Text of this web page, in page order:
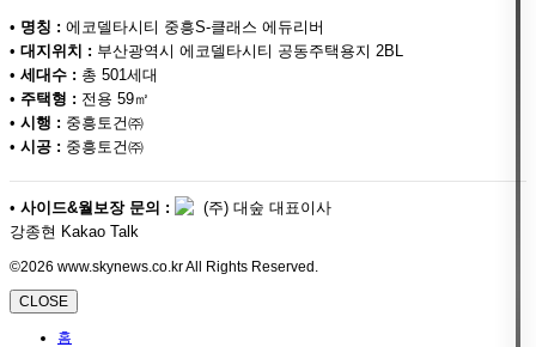
• 명칭 : 에코델타시티 중흥S-클래스 에듀리버
• 대지위치 : 부산광역시 에코델타시티 공동주택용지 2BL
• 세대수 : 총 501세대
• 주택형 : 전용 59㎡
• 시행 : 중흥토건㈜
• 시공 : 중흥토건㈜
• 사이드&월보장 문의 :
(주) 대숲 대표이사
강종현 Kakao Talk
©2026 www.skynews.co.kr All Rights Reserved.
CLOSE
홈